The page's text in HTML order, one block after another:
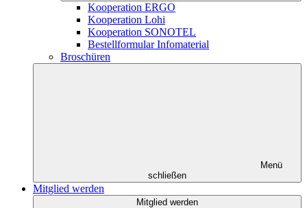
Kooperation ERGO
Kooperation Lohi
Kooperation SONOTEL
Bestellformular Infomaterial
Broschüren
Menü
schließen
Mitglied werden
Mitglied werden